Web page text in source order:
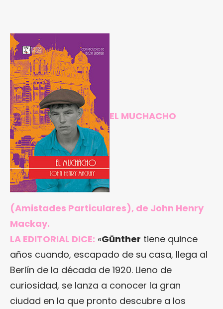
EL MUCHACHO
(Amistades Particulares), de John Henry
Mackay.
LA EDITORIAL DICE: «Günther tiene quince
años cuando, escapado de su casa, llega al
Berlín de la década de 1920. Lleno de
curiosidad, se lanza a conocer la gran
ciudad en la que pronto descubre a los